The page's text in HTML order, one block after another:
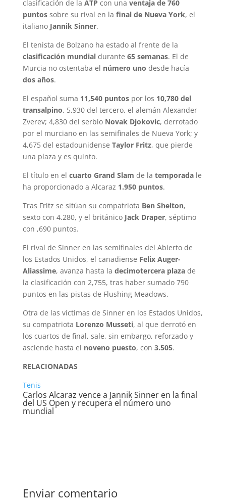
clasificación de la ATP con una ventaja de 760
puntossobre su rival en la final de Nueva York, el
italiano Jannik Sinner.
El tenista de Bolzano ha estado al frente de la
clasificación mundialdurante 65 semanas. El de
Murcia no ostentaba el número uno desde hacía
dos años.
El español suma 11,540 puntospor los 10,780 del
transalpino, 5,930 del tercero, el alemán Alexander
Zverev; 4,830 del serbio Novak Djokovic, derrotado
por el murciano en las semifinales de Nueva York; y
4,675 del estadounidense Taylor Fritz, que pierde
una plaza y es quinto.
El título en el cuarto Grand Slam de la temporadale
ha proporcionado a Alcaraz 1.950 puntos.
Tras Fritz se sitúan su compatriota Ben Shelton,
sexto con 4.280, y el británico Jack Draper, séptimo
con ,690 puntos.
El rival de Sinner en las semifinales del Abierto de
los Estados Unidos, el canadiense Felix Auger-
Aliassime, avanza hasta la decimotercera plazade
la clasificación con 2,755, tras haber sumado 790
puntos en las pistas de Flushing Meadows.
Otra de las víctimas de Sinner en los Estados Unidos,
su compatriota Lorenzo Musseti, al que derrotó en
los cuartos de final, sale, sin embargo, reforzado y
asciende hasta el noveno puesto, con 3.505.
RELACIONADAS
Tenis
Carlos Alcaraz vence a Jannik Sinner en la final
del US Open y recupera el número uno
mundial
Enviar comentario